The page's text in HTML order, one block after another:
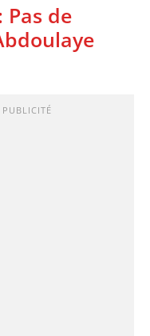
Pas de
PUBLICITÉ